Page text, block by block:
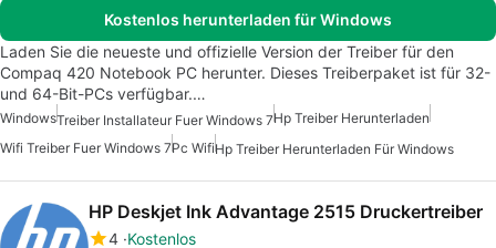
Kostenlos herunterladen für Windows
Laden Sie die neueste und offizielle Version der Treiber für den
Compaq 420 Notebook PC herunter. Dieses Treiberpaket ist für 32-
und 64-Bit-PCs verfügbar.…
WindowsTreiber Installateur Fuer Windows 7Hp Treiber Herunterladen
Wifi Treiber Fuer Windows 7Pc WifiHp Treiber Herunterladen Für Windows
HP Deskjet Ink Advantage 2515 Druckertreiber
4 Kostenlos